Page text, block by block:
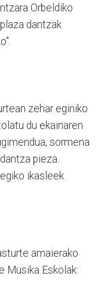
Orbeldiko
dantzak
zehar eginiko
du ekainaren
sormena
pieza.
ikasleek
amaierako
Musika Eskolak: